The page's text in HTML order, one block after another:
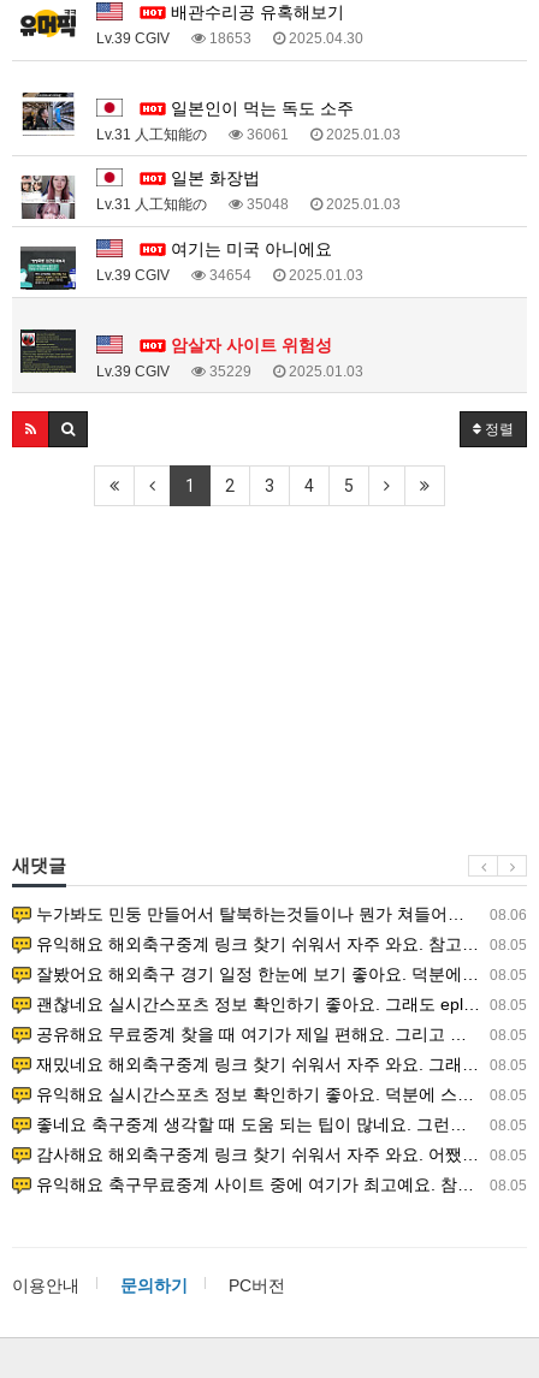
배관수리공 유혹해보기
Lv.39 CGIV 18653 2025.04.30
일본인이 먹는 독도 소주
Lv.31 人工知能の 36061 2025.01.03
일본 화장법
Lv.31 人工知能の 35048 2025.01.03
여기는 미국 아니에요
Lv.39 CGIV 34654 2025.01.03
암살자 사이트 위험성
Lv.39 CGIV 35229 2025.01.03
정렬
1 2 3 4 5
새댓글
08.06
누가봐도 민둥 만들어서 탈북하는것들이나 뭔가 쳐들어오는 낌새를 미리 알아차리기 위함이지 저걸 전쟁준비라고 하…
08.05
유익해요 해외축구중계 링크 찾기 쉬워서 자주 와요. 참고로 무료스포츠중계 정보 확인할 때 출처 꼭 체크해요.…
08.05
잘봤어요 해외축구 경기 일정 한눈에 보기 좋아요. 덕분에 epl중계 볼 때 공식 중계 채널 먼저 찾아봐요. …
08.05
괜찮네요 실시간스포츠 정보 확인하기 좋아요. 그래도 epl중계 볼 때 공식 중계 채널 먼저 찾아봐요. 북마크…
08.05
공유해요 무료중계 찾을 때 여기가 제일 편해요. 그리고 무료스포츠중계 정보 확인할 때 출처 꼭 체크해요. 앞…
08.05
재밌네요 해외축구중계 링크 찾기 쉬워서 자주 와요. 그래서 해외축구중계도 정식 서비스로 봐야 안전해요. 다음…
08.05
유익해요 실시간스포츠 정보 확인하기 좋아요. 덕분에 스포츠중계는 합법적인 경로로만 시청하려 해요. 좋은 정보…
08.05
좋네요 축구중계 생각할 때 도움 되는 팁이 많네요. 그런데 해외축구중계도 정식 서비스로 봐야 안전해요. 다음…
08.05
감사해요 해외축구중계 링크 찾기 쉬워서 자주 와요. 어쨌든 축구무료중계도 합법적인 곳에서 봐야 마음 편해요.…
08.05
유익해요 축구무료중계 사이트 중에 여기가 최고예요. 참고로 축구무료중계도 합법적인 곳에서 봐야 마음 편해요.…
이용안내 문의하기 PC버전